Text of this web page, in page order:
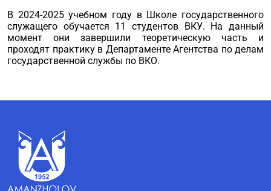
В 2024-2025 учебном году в Школе государственного
служащего обучается 11 студентов ВКУ. На данный
момент они завершили теоретическую часть и
проходят практику в Департаменте Агентства по делам
государственной службы по ВКО.